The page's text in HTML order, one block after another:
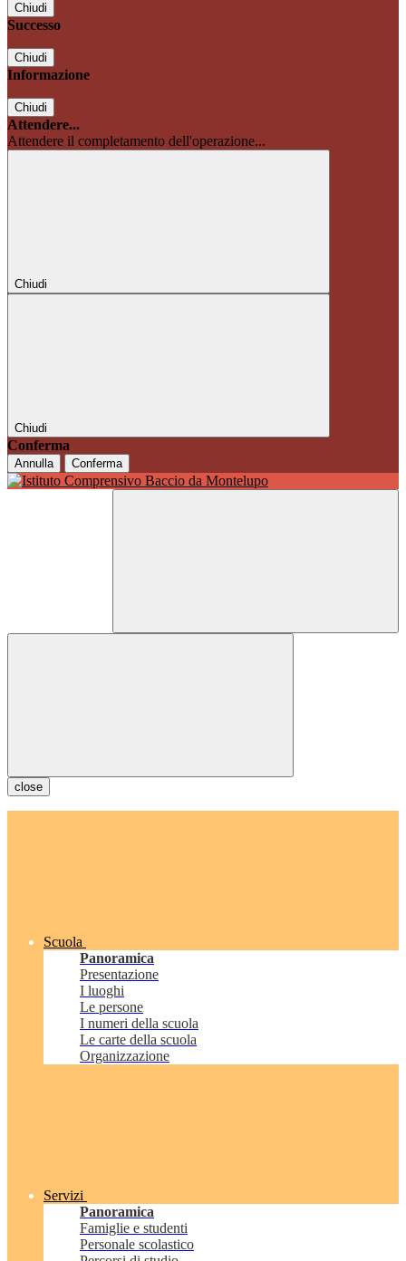
Chiudi
Successo
Chiudi
Informazione
Chiudi
Attendere...
Attendere il completamento dell'operazione...
Chiudi
Chiudi
Conferma
Annulla Conferma
close
Scuola
Panoramica
Presentazione
I luoghi
Le persone
I numeri della scuola
Le carte della scuola
Organizzazione
Servizi
Panoramica
Famiglie e studenti
Personale scolastico